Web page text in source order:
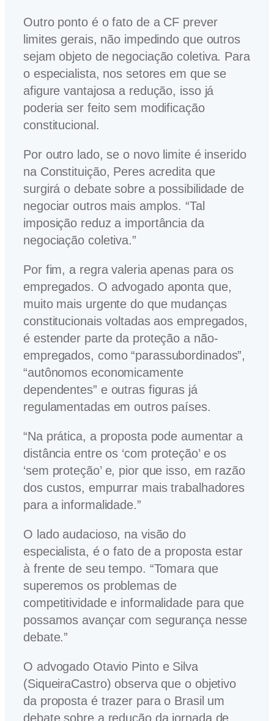
Outro ponto é o fato de a CF prever
limites gerais, não impedindo que outros
sejam objeto de negociação coletiva. Para
o especialista, nos setores em que se
afigure vantajosa a redução, isso já
poderia ser feito sem modificação
constitucional.
Por outro lado, se o novo limite é inserido
na Constituição, Peres acredita que
surgirá o debate sobre a possibilidade de
negociar outros mais amplos. “Tal
imposição reduz a importância da
negociação coletiva.”
Por fim, a regra valeria apenas para os
empregados. O advogado aponta que,
muito mais urgente do que mudanças
constitucionais voltadas aos empregados,
é estender parte da proteção a não-
empregados, como “parassubordinados”,
“autônomos economicamente
dependentes” e outras figuras já
regulamentadas em outros países.
“Na prática, a proposta pode aumentar a
distância entre os ‘com proteção’ e os
‘sem proteção’ e, pior que isso, em razão
dos custos, empurrar mais trabalhadores
para a informalidade.”
O lado audacioso, na visão do
especialista, é o fato de a proposta estar
à frente de seu tempo. “Tomara que
superemos os problemas de
competitividade e informalidade para que
possamos avançar com segurança nesse
debate.”
O advogado Otavio Pinto e Silva
(SiqueiraCastro) observa que o objetivo
da proposta é trazer para o Brasil um
debate sobre a redução da jornada de